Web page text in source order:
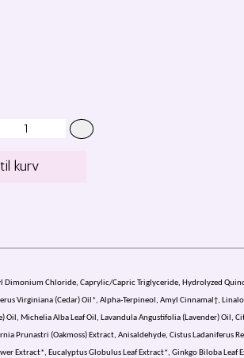
mængde på håndklædetørt hår
styling
kurv
Dimonium Chloride, Caprylic/Capric Triglyceride, Hydrolyzed
Virginiana (Cedar) Oil*, Alpha-Terpineol, Amyl Cinnamal†,
Oil, Michelia Alba Leaf Oil, Lavandula Angustifolia (Lavender) Oil,
Prunastri (Oakmoss) Extract, Anisaldehyde, Cistus Ladaniferus
Extract*, Eucalyptus Globulus Leaf Extract*, Ginkgo Biloba Leaf